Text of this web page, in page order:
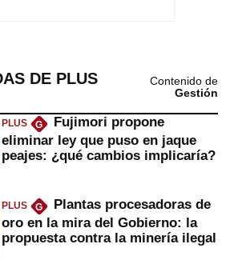
DE PLUS
Contenido de
Gestión
PLUS G
Fujimori propone
eliminar ley que puso en jaque
peajes: ¿qué cambios implicaría?
PLUS G
Plantas procesadoras de
oro en la mira del Gobierno: la
propuesta contra la minería ilegal